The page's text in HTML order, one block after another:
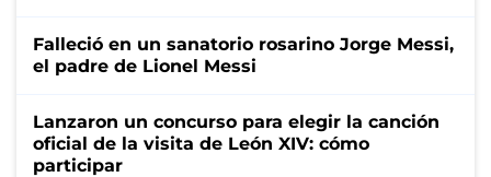
Falleció en un sanatorio rosarino Jorge Messi,
el padre de Lionel Messi
Lanzaron un concurso para elegir la canción
oficial de la visita de León XIV: cómo
participar